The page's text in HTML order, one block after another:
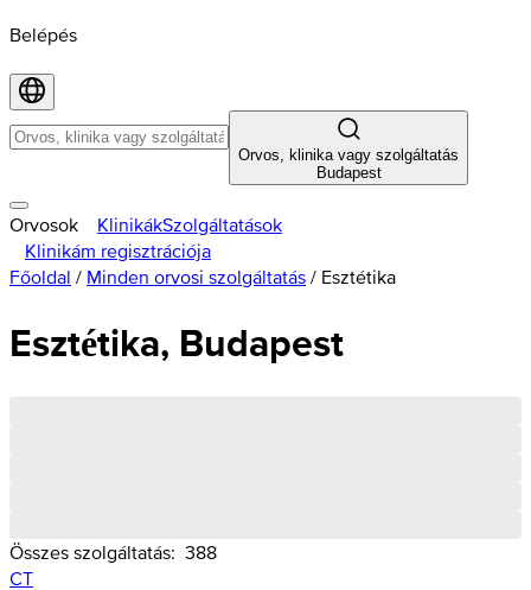
Belépés
Orvos, klinika vagy szolgáltatás
Budapest
Orvosok KlinikákSzolgáltatások
Klinikám regisztrációja
Főoldal / Minden orvosi szolgáltatás / Esztétika
Esztétika, Budapest
Összes szolgáltatás: 388
CT